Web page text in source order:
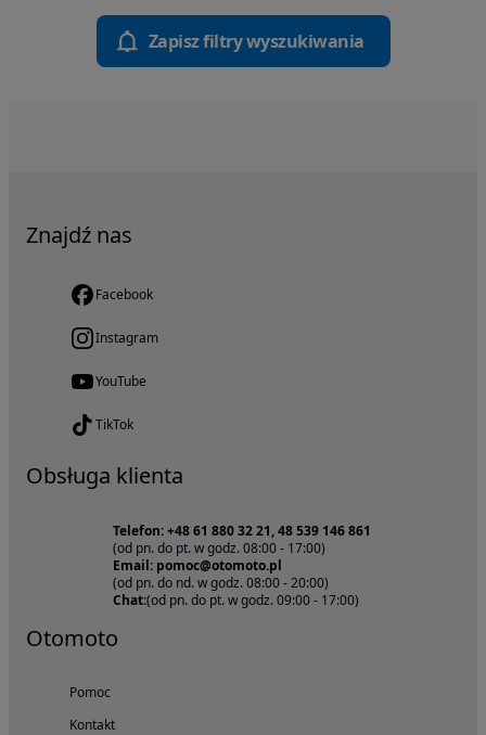
Zapisz filtry wyszukiwania
Znajdź nas
Facebook
Instagram
YouTube
TikTok
Obsługa klienta
Telefon: +48 61 880 32 21, 48 539 146 861
(od pn. do pt. w godz. 08:00 - 17:00)
Email: pomoc@otomoto.pl
(od pn. do nd. w godz. 08:00 - 20:00)
Chat:(od pn. do pt. w godz. 09:00 - 17:00)
Otomoto
Pomoc
Kontakt